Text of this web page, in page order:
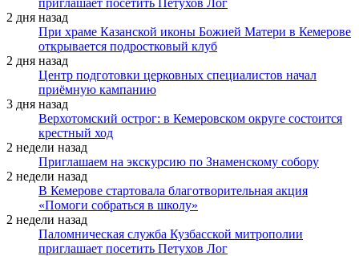
2 дня назад
При храме Казанской иконы Божией Матери в Кемерове
открывается подростковый клуб
2 дня назад
Центр подготовки церковных специалистов начал
приёмную кампанию
3 дня назад
Верхотомский острог: в Кемеровском округе состоится
крестный ход
2 недели назад
Приглашаем на экскурсию по Знаменскому собору
2 недели назад
В Кемерове стартовала благотворительная акция
«Помоги собраться в школу»
2 недели назад
Паломническая служба Кузбасской митрополии
приглашает посетить Петухов Лог